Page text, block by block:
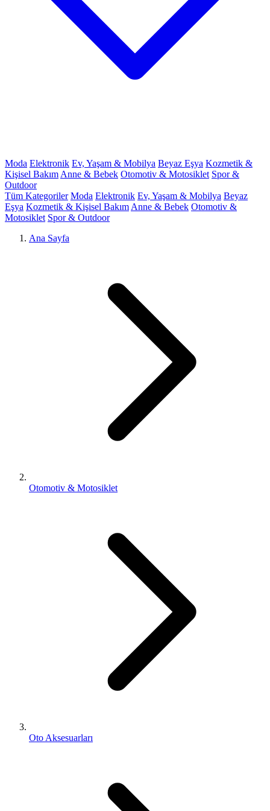
Moda Elektronik Ev, Yaşam & Mobilya Beyaz Eşya Kozmetik &
Kişisel Bakım Anne & Bebek Otomotiv & Motosiklet Spor &
Outdoor
Tüm Kategoriler Moda Elektronik Ev, Yaşam & Mobilya Beyaz
Eşya Kozmetik & Kişisel Bakım Anne & Bebek Otomotiv &
Motosiklet Spor & Outdoor
Ana Sayfa
Otomotiv & Motosiklet
Oto Aksesuarları